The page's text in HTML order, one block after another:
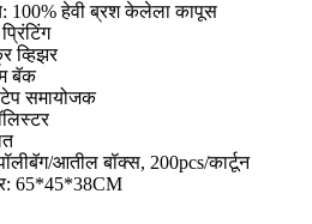
100% हेवी ब्रश केलेला कापूस
व्हिझर
बॅक
समायोजक
आतील बॉक्स, 200pcs/कार्टून
65*45*38CM